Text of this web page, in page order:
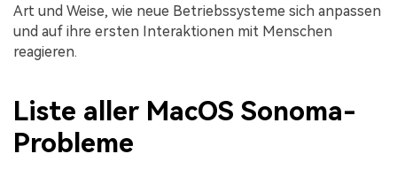
Art und Weise, wie neue Betriebssysteme sich anpassen
und auf ihre ersten Interaktionen mit Menschen
reagieren.
Liste aller MacOS Sonoma-
Probleme